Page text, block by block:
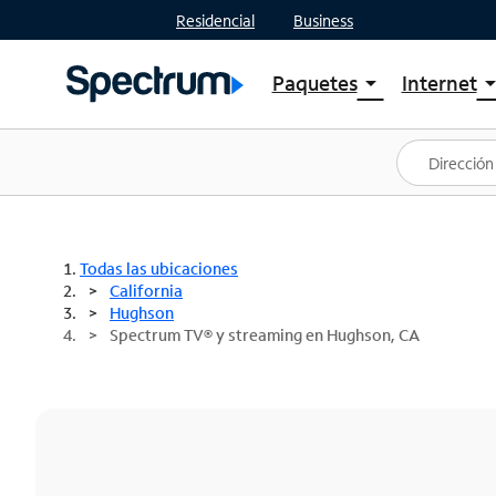
Residencial Business
Paquetesarrow_drop_down
Ver paquetes
Spectrum One
Mejores ofertas
Internetarrow_drop_down
Planes
Todas las ubicaciones
California
Hughson
Spectrum TV® y streaming en Hughson, CA